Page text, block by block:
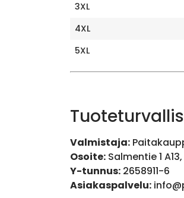
3XL
4XL
5XL
Valmistaja:
Osoite:Salmentie 1
Y-tunnus:2658911-6
Asiakaspalvelu: